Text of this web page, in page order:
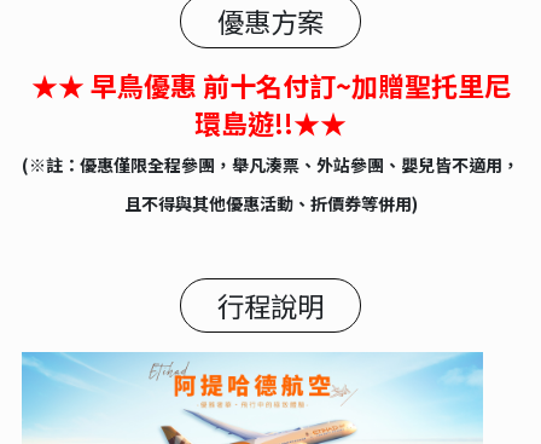
優惠方案
★★ 早鳥優惠 前十名付訂~加贈聖托里尼
環島遊!!★★
(※註：優惠僅限全程參團，舉凡湊票、外站參團、嬰兒皆不適用，
且不得與其他優惠活動、折價券等併用)
行程說明